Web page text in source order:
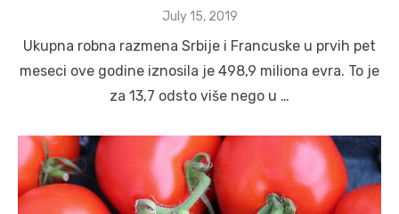
Posted
July 15, 2019
Ukupna robna razmena Srbije i Francuske u prvih pet
meseci ove godine iznosila je 498,9 miliona evra. To je
za 13,7 odsto više nego u …